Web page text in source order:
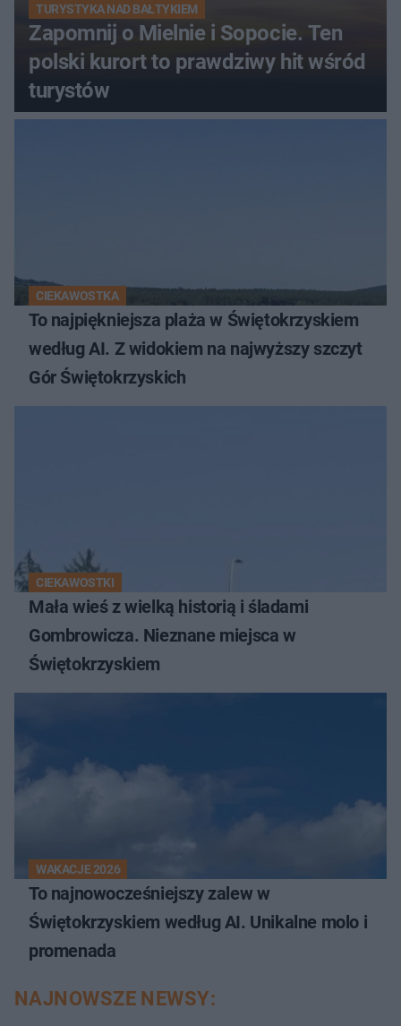
TURYSTYKA NAD BAŁTYKIEM
Zapomnij o Mielnie i Sopocie. Ten
polski kurort to prawdziwy hit wśród
turystów
CIEKAWOSTKA
To najpiękniejsza plaża w Świętokrzyskiem
według AI. Z widokiem na najwyższy szczyt
Gór Świętokrzyskich
CIEKAWOSTKI
Mała wieś z wielką historią i śladami
Gombrowicza. Nieznane miejsca w
Świętokrzyskiem
WAKACJE 2026
To najnowocześniejszy zalew w
Świętokrzyskiem według AI. Unikalne molo i
promenada
NAJNOWSZE NEWSY: